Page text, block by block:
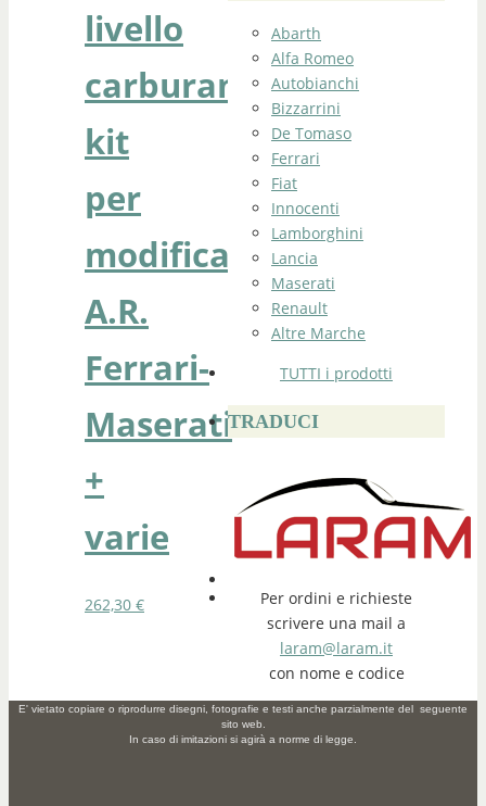
livello
carburante
kit
per
modifica
A.R.
Ferrari-
Maserati
+
varie
262,30 €
Abarth
Alfa Romeo
Autobianchi
Bizzarrini
De Tomaso
Ferrari
Fiat
Innocenti
Lamborghini
Lancia
Maserati
Renault
Altre Marche
TUTTI i prodotti
TRADUCI
Per ordini e richieste
scrivere una mail a
laram@laram.it
con nome e codice
E' vietato copiare o riprodurre disegni, fotografie e testi anche parzialmente del seguente
sito web.
In caso di imitazioni si agirà a norme di legge.